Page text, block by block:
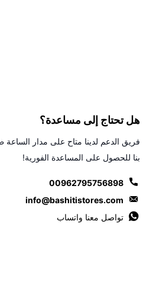
هل تحتاج إلى مساعدة؟
فريق الدعم لدينا متاح على مدار الساعة
بنا للحصول على المساعدة الفورية!
00962795756898
info@bashitistores.com
تواصل معنا واتساب